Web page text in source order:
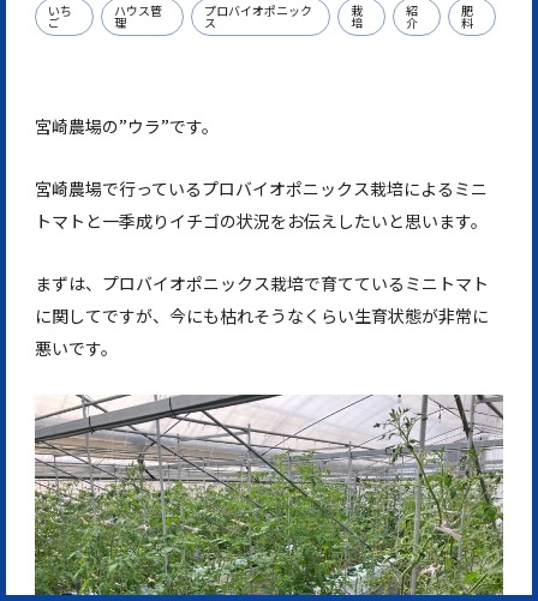
いち
ご
ハウス管
理
プロバイオポニック
ス
栽
培
紹
介
肥
料
宮崎農場の”ウラ”です。
宮崎農場で行っているプロバイオポニックス栽培によるミニ
トマトと一季成りイチゴの状況をお伝えしたいと思います。
まずは、プロバイオポニックス栽培で育てているミニトマト
に関してですが、今にも枯れそうなくらい生育状態が非常に
悪いです。